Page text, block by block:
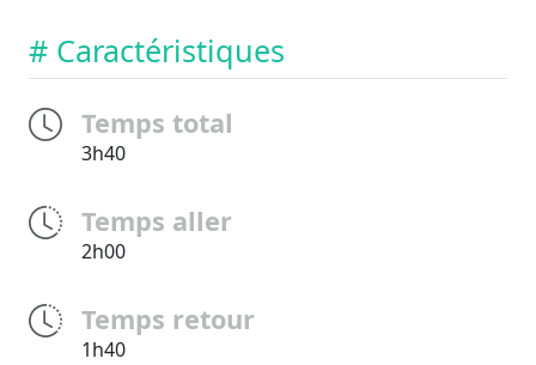
# Caractéristiques
Temps total
3h40
Temps aller
2h00
Temps retour
1h40